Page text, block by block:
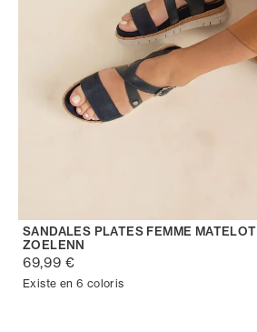
SANDALES PLATES FEMME MATELOT
ZOELENN
69,99 €
Existe en 6 coloris